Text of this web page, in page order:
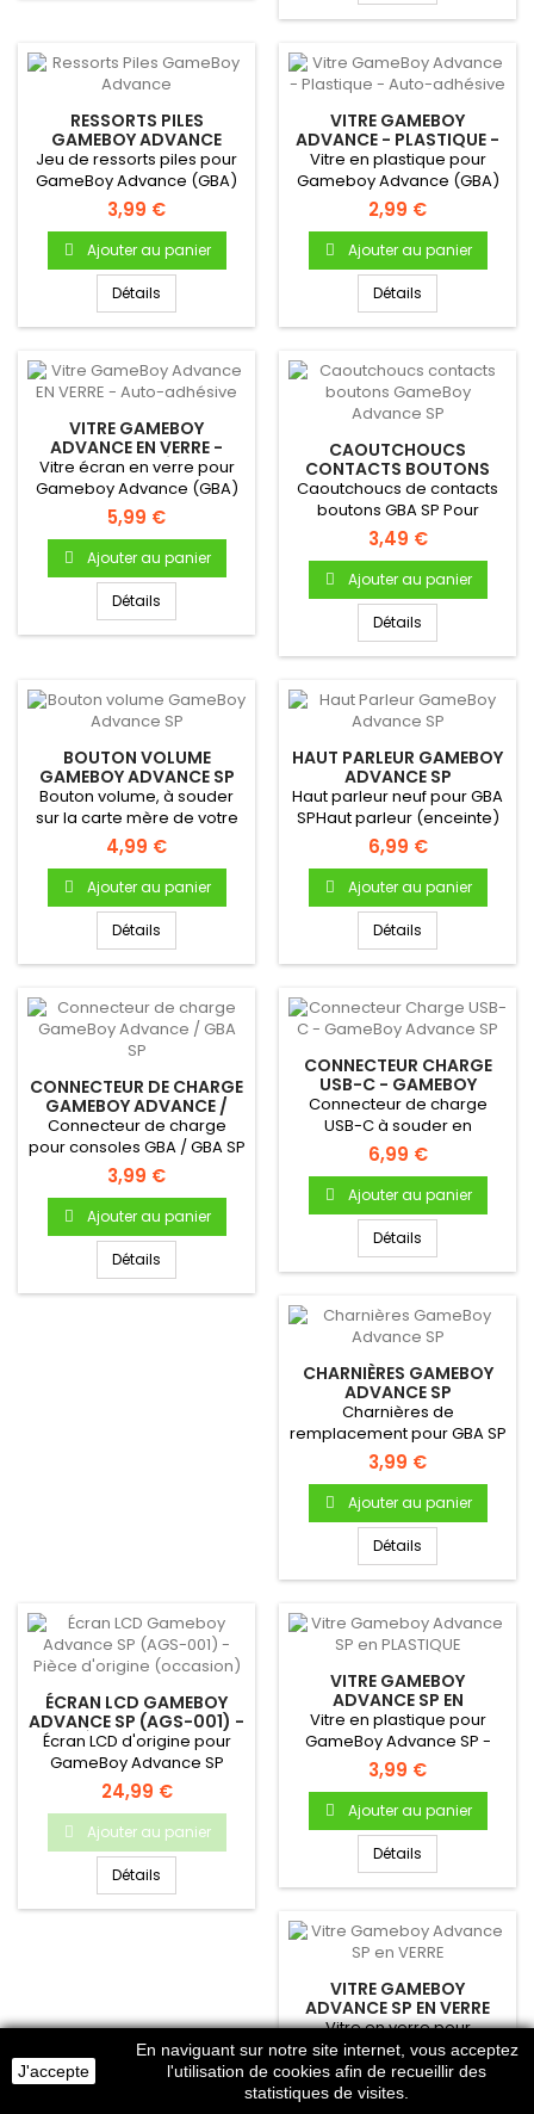
RESSORTS PILES
GAMEBOY ADVANCE
Jeu de ressorts piles pour
GameBoy Advance (GBA)
3,99 €
Ajouter au panier
Détails
VITRE GAMEBOY
ADVANCE - PLASTIQUE -
AUTO-ADHÉSIVE
Vitre en plastique pour
Gameboy Advance (GBA)
2,99 €
Ajouter au panier
Détails
VITRE GAMEBOY
ADVANCE EN VERRE -
AUTO-ADHÉSIVE
Vitre écran en verre pour
Gameboy Advance (GBA)
5,99 €
Ajouter au panier
Détails
CAOUTCHOUCS
CONTACTS BOUTONS
GAMEBOY ADVANCE SP
Caoutchoucs de contacts
boutons GBA SP Pour
Gameboy Advance Bouton
A & B...
3,49 €
Ajouter au panier
Détails
BOUTON VOLUME
GAMEBOY ADVANCE SP
Bouton volume, à souder
sur la carte mère de votre
GBA SP
4,99 €
Ajouter au panier
Détails
HAUT PARLEUR GAMEBOY
ADVANCE SP
Haut parleur neuf pour GBA
SPHaut parleur (enceinte)
interne neuf...
6,99 €
Ajouter au panier
Détails
CONNECTEUR DE CHARGE
GAMEBOY ADVANCE /
GBA SP
Connecteur de charge
pour consoles GBA / GBA SP
3,99 €
Ajouter au panier
Détails
CONNECTEUR CHARGE
USB-C - GAMEBOY
ADVANCE SP
Connecteur de charge
USB-C à souder en
remplacement du
connecteur original,...
6,99 €
Ajouter au panier
Détails
CHARNIÈRES GAMEBOY
ADVANCE SP
Charnières de
remplacement pour GBA SP
3,99 €
Ajouter au panier
Détails
ÉCRAN LCD GAMEBOY
ADVANCE SP (AGS-001) -
PIÈCE D'ORIGINE
(OCCASION)
Écran LCD d'origine pour
GameBoy Advance SP
!Pièce d'origine Nintendo...
24,99 €
Ajouter au panier
Détails
VITRE GAMEBOY
ADVANCE SP EN
PLASTIQUE
Vitre en plastique pour
GameBoy Advance SP -
Autocollante - Uniquement
pour...
3,99 €
Ajouter au panier
Détails
VITRE GAMEBOY
ADVANCE SP EN VERRE
Vitre en verre pour
GameBoy Advance SP -
Autocollante - Uniquement
pour...
6,99 €
J'accepte
En naviguant sur notre site internet, vous acceptez
l'utilisation de cookies afin de recueillir des
statistiques de visites.